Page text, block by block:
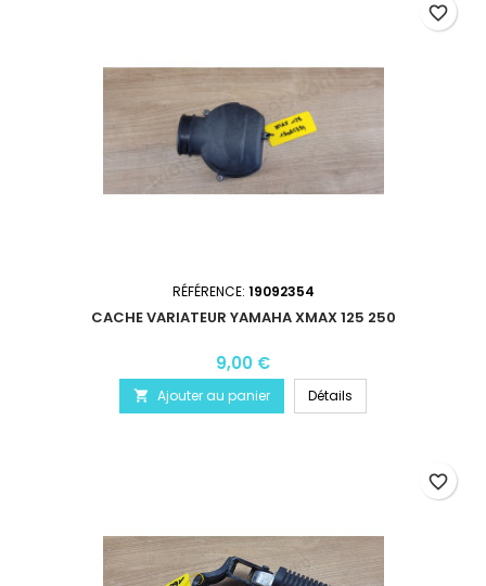
RÉFÉRENCE: 19092354
CACHE VARIATEUR YAMAHA XMAX 125 250
9,00 €
 Ajouter au panier Détails
favorite_border
favorite_border